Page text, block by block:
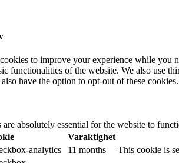
to improve your experience while you
functionalities of the website. We also use
have the option to opt-out of these
are absolutely essential for the website to
Varaktighet
analytics
11 months
This cookie is